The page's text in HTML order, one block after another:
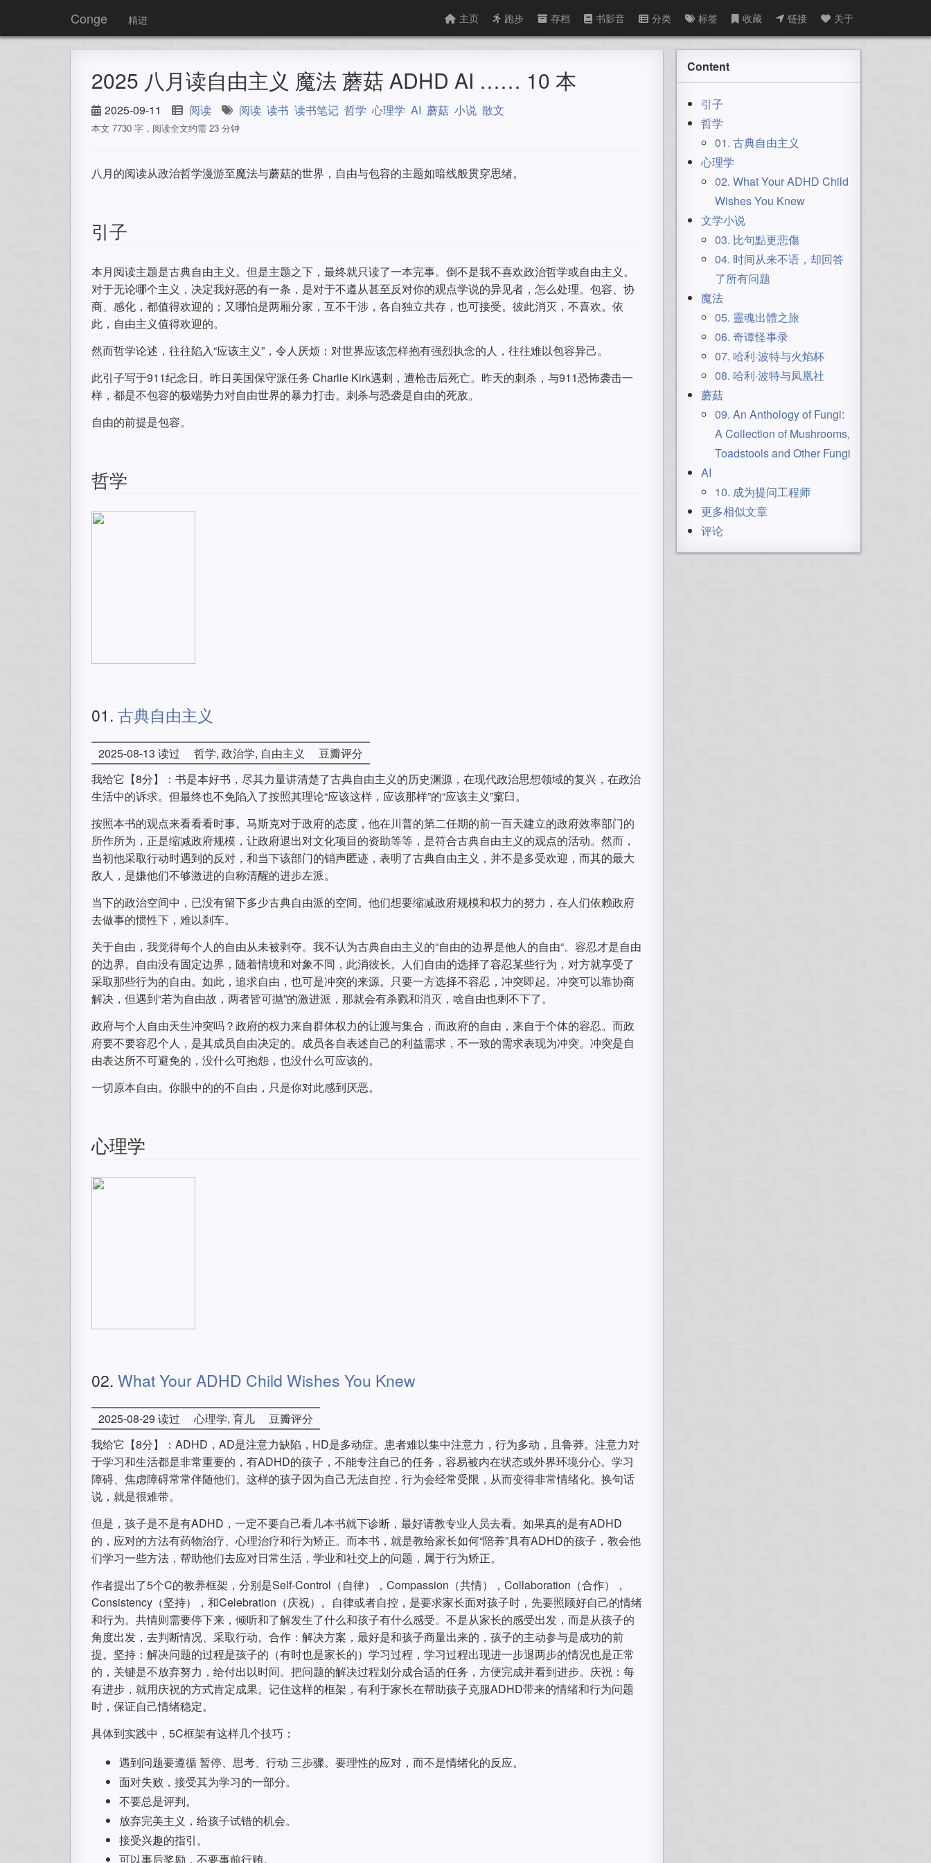
Conge 精进 主页 跑步 存档 书影音 分类 标签 收藏 链接 关于
2025 八月读自由主义 魔法 蘑菇 ADHD AI …… 10 本
2025-09-11 阅读 阅读 读书 读书笔记 哲学 心理学 AI 蘑菇 小说 散文
本文 7730 字，阅读全文约需 23 分钟
八月的阅读从政治哲学漫游至魔法与蘑菇的世界，自由与包容的主题如暗线般贯穿思绪。
引子
本月阅读主题是古典自由主义。但是主题之下，最终就只读了一本完事。倒不是我不喜欢政治哲学或自由主义。
对于无论哪个主义，决定我好恶的有一条，是对于不遵从甚至反对你的观点学说的异见者，怎么处理。包容、协
商、感化，都值得欢迎的；又哪怕是两厢分家，互不干涉，各自独立共存，也可接受。彼此消灭，不喜欢。依
此，自由主义值得欢迎的。
然而哲学论述，往往陷入“应该主义”，令人厌烦：对世界应该怎样抱有强烈执念的人，往往难以包容异己。
此引子写于911纪念日。昨日美国保守派任务 Charlie Kirk遇刺，遭枪击后死亡。昨天的刺杀，与911恐怖袭击一
样，都是不包容的极端势力对自由世界的暴力打击。刺杀与恐袭是自由的死敌。
自由的前提是包容。
哲学
01. 古典自由主义
2025-08-13 读过 哲学, 政治学, 自由主义
豆瓣评分
我给它【8分】：书是本好书，尽其力量讲清楚了古典自由主义的历史渊源，在现代政治思想领域的复兴，在政治
生活中的诉求。但最终也不免陷入了按照其理论“应该这样，应该那样”的“应该主义”窠臼。
按照本书的观点来看看看时事。马斯克对于政府的态度，他在川普的第二任期的前一百天建立的政府效率部门的
所作所为，正是缩减政府规模，让政府退出对文化项目的资助等等，是符合古典自由主义的观点的活动。然而，
当初他采取行动时遇到的反对，和当下该部门的销声匿迹，表明了古典自由主义，并不是多受欢迎，而其的最大
敌人，是嫌他们不够激进的自称清醒的进步左派。
当下的政治空间中，已没有留下多少古典自由派的空间。他们想要缩减政府规模和权力的努力，在人们依赖政府
去做事的惯性下，难以刹车。
关于自由，我觉得每个人的自由从未被剥夺。我不认为古典自由主义的“自由的边界是他人的自由“。容忍才是自由
的边界。自由没有固定边界，随着情境和对象不同，此消彼长。人们自由的选择了容忍某些行为，对方就享受了
采取那些行为的自由。如此，追求自由，也可是冲突的来源。只要一方选择不容忍，冲突即起。冲突可以靠协商
解决，但遇到“若为自由故，两者皆可抛”的激进派，那就会有杀戮和消灭，啥自由也剩不下了。
政府与个人自由天生冲突吗？政府的权力来自群体权力的让渡与集合，而政府的自由，来自于个体的容忍。而政
府要不要容忍个人，是其成员自由决定的。成员各自表述自己的利益需求，不一致的需求表现为冲突。冲突是自
由表达所不可避免的，没什么可抱怨，也没什么可应该的。
一切原本自由。你眼中的的不自由，只是你对此感到厌恶。
心理学
02. What Your ADHD Child Wishes You Knew
2025-08-29 读过 心理学, 育儿
豆瓣评分
我给它【8分】：ADHD，AD是注意力缺陷，HD是多动症。患者难以集中注意力，行为多动，且鲁莽。注意力对
于学习和生活都是非常重要的，有ADHD的孩子，不能专注自己的任务，容易被内在状态或外界环境分心。学习
障碍、焦虑障碍常常伴随他们。这样的孩子因为自己无法自控，行为会经常受限，从而变得非常情绪化。换句话
说，就是很难带。
但是，孩子是不是有ADHD，一定不要自己看几本书就下诊断，最好请教专业人员去看。如果真的是有ADHD
的，应对的方法有药物治疗、心理治疗和行为矫正。而本书，就是教给家长如何“陪养”具有ADHD的孩子，教会他
们学习一些方法，帮助他们去应对日常生活，学业和社交上的问题，属于行为矫正。
作者提出了5个C的教养框架，分别是Self-Control（自律），Compassion（共情），Collaboration（合作），
Consistency（坚持），和Celebration（庆祝）。自律或者自控，是要求家长面对孩子时，先要照顾好自己的情绪
和行为。共情则需要停下来，倾听和了解发生了什么和孩子有什么感受。不是从家长的感受出发，而是从孩子的
角度出发，去判断情况、采取行动。合作：解决方案，最好是和孩子商量出来的，孩子的主动参与是成功的前
提。坚持：解决问题的过程是孩子的（有时也是家长的）学习过程，学习过程出现进一步退两步的情况也是正常
的，关键是不放弃努力，给付出以时间。把问题的解决过程划分成合适的任务，方便完成并看到进步。庆祝：每
有进步，就用庆祝的方式肯定成果。记住这样的框架，有利于家长在帮助孩子克服ADHD带来的情绪和行为问题
时，保证自己情绪稳定。
具体到实践中，5C框架有这样几个技巧：
遇到问题要遵循 暂停、思考、行动 三步骤。要理性的应对，而不是情绪化的反应。
面对失败，接受其为学习的一部分。
不要总是评判。
放弃完美主义，给孩子试错的机会。
接受兴趣的指引。
可以事后奖励，不要事前行贿。
Content
引子
哲学
01. 古典自由主义
心理学
02. What Your ADHD Child
Wishes You Knew
文学小说
03. 比句點更悲傷
04. 时间从来不语，却回答
了所有问题
魔法
05. 靈魂出體之旅
06. 奇谭怪事录
07. 哈利·波特与火焰杯
08. 哈利·波特与凤凰社
蘑菇
09. An Anthology of Fungi:
A Collection of Mushrooms,
Toadstools and Other Fungi
AI
10. 成为提问工程师
更多相似文章
评论